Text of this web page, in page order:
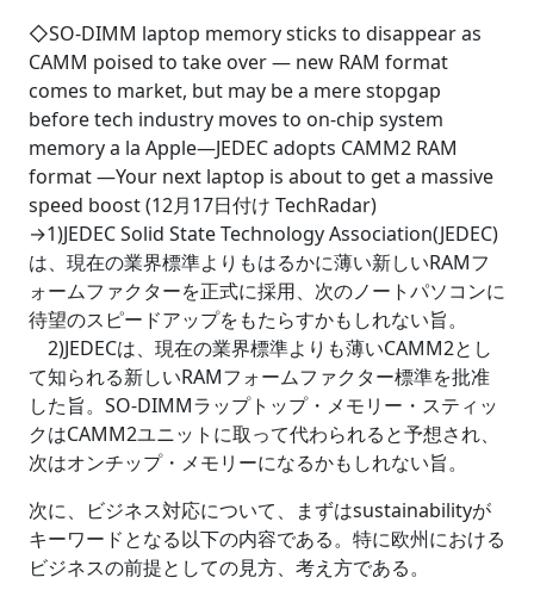
◇SO-DIMM laptop memory sticks to disappear as
CAMM poised to take over ― new RAM format
comes to market, but may be a mere stopgap
before tech industry moves to on-chip system
memory a la Apple―JEDEC adopts CAMM2 RAM
format ―Your next laptop is about to get a massive
speed boost (12月17日付け TechRadar)
→1)JEDEC Solid State Technology Association(JEDEC)
は、現在の業界標準よりもはるかに薄い新しいRAMフ
ォームファクターを正式に採用、次のノートパソコンに
待望のスピードアップをもたらすかもしれない旨。
2)JEDECは、現在の業界標準よりも薄いCAMM2とし
て知られる新しいRAMフォームファクター標準を批准
した旨。SO-DIMMラップトップ・メモリー・スティッ
クはCAMM2ユニットに取って代わられると予想され、
次はオンチップ・メモリーになるかもしれない旨。
次に、ビジネス対応について、まずはsustainabilityが
キーワードとなる以下の内容である。特に欧州における
ビジネスの前提としての見方、考え方である。